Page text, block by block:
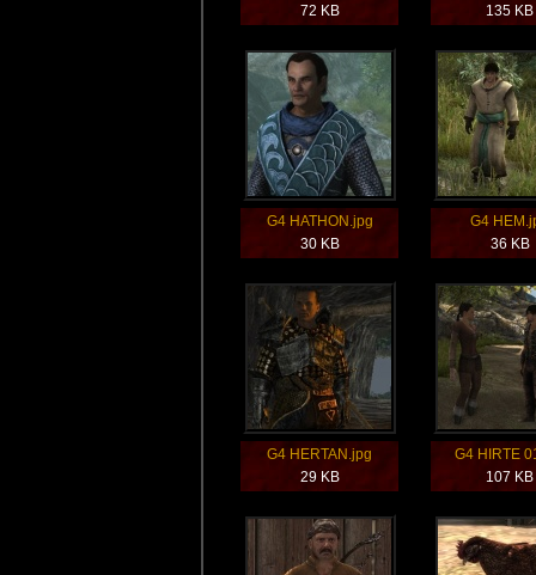
72 KB
135 KB
G4 HATHON.jpg
30 KB
G4
36 KB
G4 HERTAN.jpg
29 KB
G4 HIRTE
107 KB